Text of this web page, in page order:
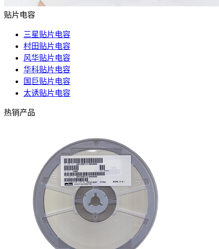
贴片电容
三星贴片电容
村田贴片电容
风华贴片电容
华科贴片电容
国巨贴片电容
太诱贴片电容
热销产品